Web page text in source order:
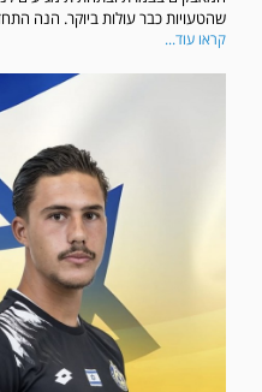
שהטעויות כבר עולות ביוקר. הנה
קראו עוד...